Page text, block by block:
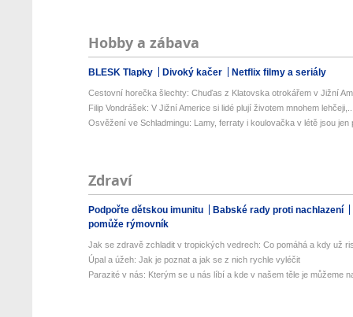
Hobby a zábava
BLESK Tlapky Divoký kačer Netflix filmy a seriály
Cestovní horečka šlechty: Chuďas z Klatovska otrokářem v Jižní
Filip Vondrášek: V Jižní Americe si lidé plují životem mnohem
Osvěžení ve Schladmingu: Lamy, ferraty i koulovačka v létě jsou jen
Zdraví
Podpořte dětskou imunitu
Babské rady proti nachlazení
pomůže rýmovník
Jak se zdravě zchladit v tropických vedrech: Co pomáhá a kdy už
Úpal a úžeh: Jak je poznat a jak se z nich rychle vyléčit
Parazité v nás: Kterým se u nás líbí a kde v našem těle je můžeme